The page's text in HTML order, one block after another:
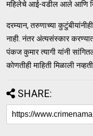
महिलेचे आई-वडील आले आणि
दरम्यान, तरुणाच्या
नाही. नंतर अंत्यसंस्कार
पंकज कुमार त्यागी यांनी
कोणतीही माहिती मिळाली
SHARE: